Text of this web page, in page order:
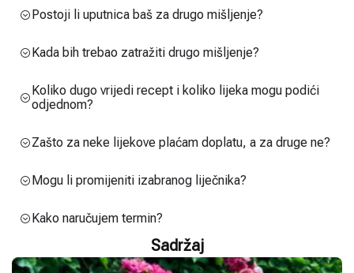
Postoji li uputnica baš za drugo mišljenje?
Kada bih trebao zatražiti drugo mišljenje?
Koliko dugo vrijedi recept i koliko lijeka mogu podići
odjednom?
Zašto za neke lijekove plaćam doplatu, a za druge ne?
Mogu li promijeniti izabranog liječnika?
Kako naručujem termin?
Sadržaj